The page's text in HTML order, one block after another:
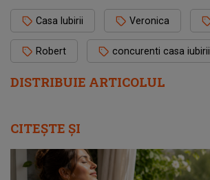
DISTRIBUIE ARTICOLUL
Casa Iubirii Veronica
Robert concurenti casa iubirii
CITEȘTE ȘI